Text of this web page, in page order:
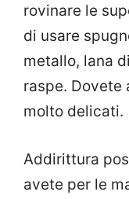
rovinare le
di usare
metallo, lana
raspe. Dovete
molto delicati.
Addirittura
avete per le